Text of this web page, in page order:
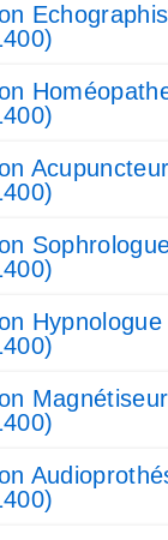
Hypnologue